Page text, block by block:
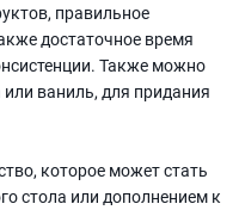
правильное
достаточное время
Также можно
ваниль, для придания
которое может стать
стола или дополнением к